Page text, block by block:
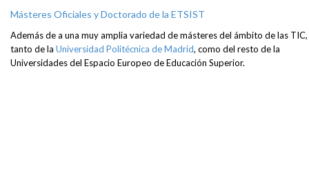
Másteres Oficiales y Doctorado de la ETSIST
Además de a una muy amplia variedad de másteres del ámbito de las TIC,
tanto de la Universidad Politécnica de Madrid, como del resto de la
Universidades del Espacio Europeo de Educación Superior.